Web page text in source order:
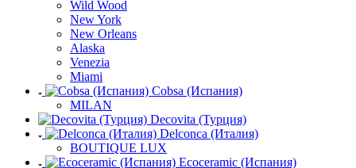
Wild Wood
New York
New Orleans
Alaska
Venezia
Miami
Cobsa (Испания)
MILAN
Decovita (Турция)
Delconca (Италия)
BOUTIQUE LUX
Ecoceramic (Испания)